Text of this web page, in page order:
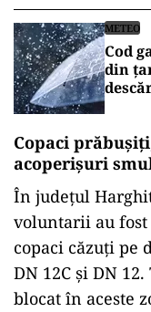
METEO
Cod
din
Copaci
acoperișuri
În județul
voluntarii au fost
copaci căzuți pe
DN 12C și DN
blocat în aceste